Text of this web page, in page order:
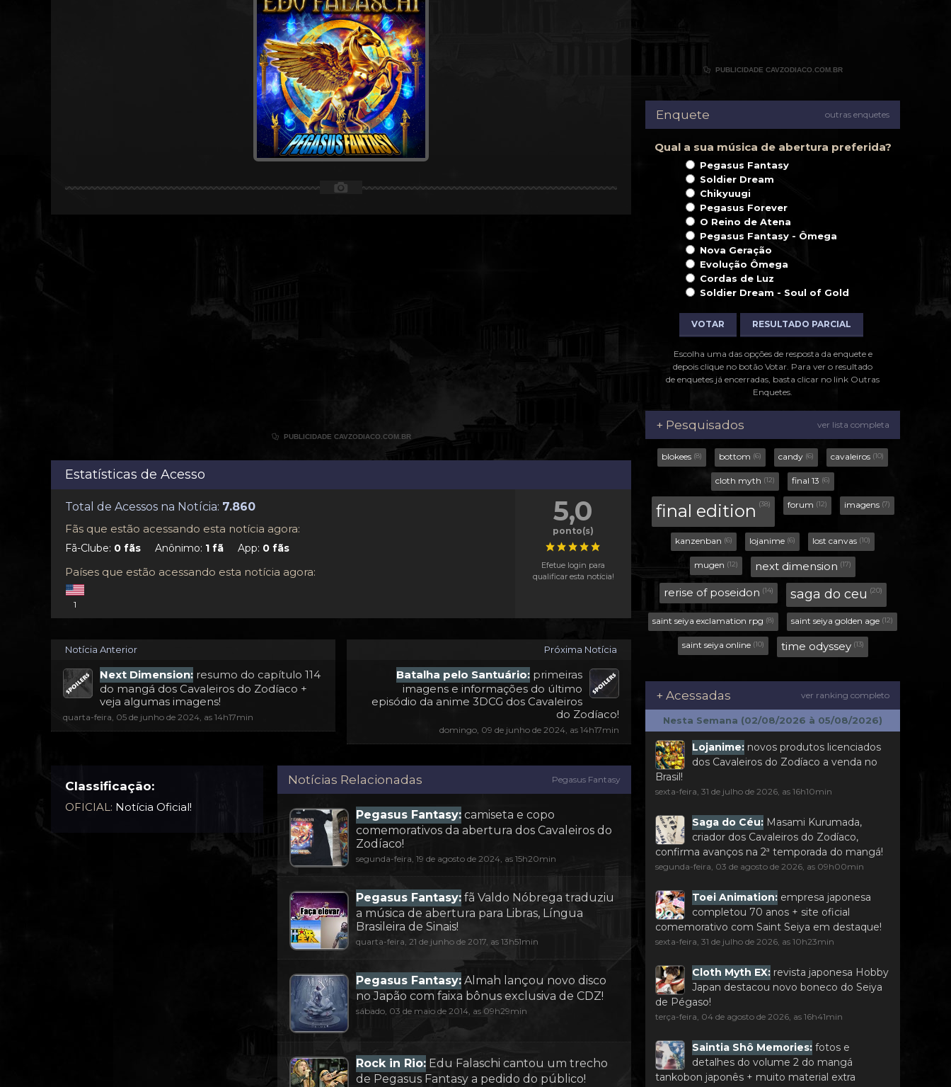
📷
 PUBLICIDADE CAVZODIACO.COM.BR
Estatísticas de Acesso
Total de Acessos na Notícia:
Fãs que estão acessando esta notícia agora:
Fã-Clube: Anônimo: App:
Países que estão acessando esta notícia agora:
1
5,0
ponto(s)
Efetue login para
qualificar esta notícia!
Notícia Anterior
Next Dimension: resumo do capítulo 114
do mangá dos Cavaleiros do Zodíaco +
veja algumas imagens!
quarta-feira, 05 de junho de 2024, as 14h17min
Próxima Notícia
Batalha pelo Santuário: primeiras
imagens e informações do último
episódio da anime 3DCG dos Cavaleiros
do Zodíaco!
domingo, 09 de junho de 2024, as 14h17min
Classificação:
OFICIAL: Notícia Oficial!
Notícias Relacionadas Pegasus Fantasy
Pegasus Fantasy: camiseta e copo
comemorativos da abertura dos Cavaleiros do
Zodíaco!
segunda-feira, 19 de agosto de 2024, as 15h20min
Pegasus Fantasy: fã Valdo Nóbrega traduziu
a música de abertura para Libras, Língua
Brasileira de Sinais!
quarta-feira, 21 de junho de 2017, as 13h51min
Pegasus Fantasy: Almah lançou novo disco
no Japão com faixa bônus exclusiva de CDZ!
sábado, 03 de maio de 2014, as 09h29min
Rock in Rio: Edu Falaschi cantou um trecho
de Pegasus Fantasy a pedido do público!
 PUBLICIDADE CAVZODIACO.COM.BR
Enquete outras enquetes
Qual a sua música de abertura preferida?
Pegasus Fantasy
Soldier Dream
Chikyuugi
Pegasus Forever
O Reino de Atena
Pegasus Fantasy - Ômega
Nova Geração
Evolução Ômega
Cordas de Luz
Soldier Dream - Soul of Gold
VOTAR RESULTADO PARCIAL
Escolha uma das opções de resposta da enquete e
depois clique no botão Votar. Para ver o resultado
de enquetes já encerradas, basta clicar no link Outras
Enquetes.
+ Pesquisados ver lista completa
+ Acessadas ver ranking completo